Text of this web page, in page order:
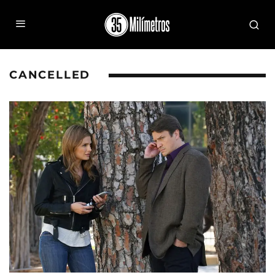
CANCELLED